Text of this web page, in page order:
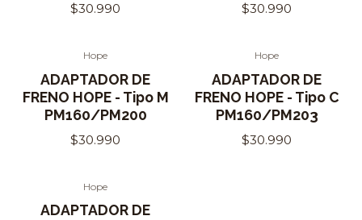
$30.990 $30.990
Hope
ADAPTADOR DE
FRENO HOPE - Tipo M
PM160/PM200
$30.990
Hope
ADAPTADOR DE
FRENO HOPE - Tipo C
PM160/PM203
$30.990
Hope
ADAPTADOR DE